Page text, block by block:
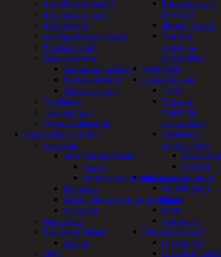
Ruuvimeisselit
ja -sarjat
Nitojat ja niitit
Tuurnat,
meistit ja
piirtopuikot
Käsihöylät
Lyöntityökalut
Taltat
Tuurnat,
meistit ja
piirtopuikot
Vasarat ja
sorkkaraudat
Vasarat
Mittaus ja merkintä
Linjalangat ja
kynät
Mitat
Vatupassit
Pihdit ja leikkurit
Lukkopihdit
Aurinkokennovalot
Koristevalaisimet
Koristevalot
Loisteputket ja lamput
Pihavalaisimet
Sisävalaisimet
Lednauhat ja listat
Pöytävalaisimet
Yleisvalaisimet
Tarvikkeet
Taskulamput
Työmaavalaisimet
Vapaa-aika ja urheilu
Askartelu
Askartelutarvikkeet
Tarrat
Värityskirjat paperit ja arkit
Miniatyyri
Sakset, liimat ja muut tarvikkeet
Värikynät
Harrasteet
Käsityötarvikkeet
Langat
Lelut